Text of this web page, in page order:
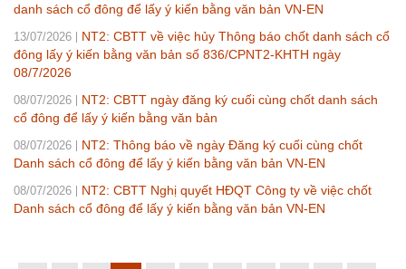
danh sách cổ đông để lấy ý kiến bằng văn bản VN-EN
13/07/2026
NT2: CBTT về việc hủy Thông báo chốt danh sách cổ
đông lấy ý kiến bằng văn bản số 836/CPNT2-KHTH ngày
08/7/2026
08/07/2026
NT2: CBTT ngày đăng ký cuối cùng chốt danh sách
cổ đông để lấy ý kiến bằng văn bản
08/07/2026
NT2: Thông báo về ngày Đăng ký cuối cùng chốt
Danh sách cổ đông để lấy ý kiến bằng văn bản VN-EN
08/07/2026
NT2: CBTT Nghị quyết HĐQT Công ty về việc chốt
Danh sách cổ đông để lấy ý kiến bằng văn bản VN-EN